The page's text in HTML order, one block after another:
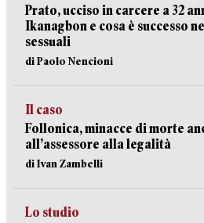
Prato, ucciso in carcere a 32
Ikanagbon e cosa è successo
sessuali
di Paolo Nencioni
Il caso
Follonica, minacce di morte
all’assessore alla legalità
di Ivan Zambelli
Lo studio